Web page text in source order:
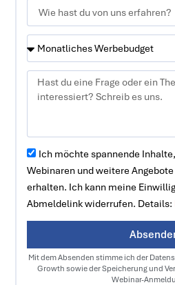
Ich möchte spannende
Webinaren und weitere
erhalten. Ich kann meine
Abmeldelink widerrufen. Details:
Mit dem Absenden stimme ich der
Growth sowie der Speicherung und
Webinar-